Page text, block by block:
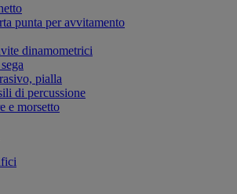
punta per avvitamento
dinamometrici
pialla
di percussione
e morsetto